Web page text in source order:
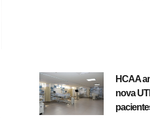
HCAA
nova